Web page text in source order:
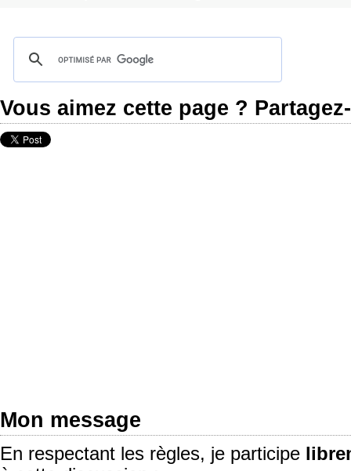
Vous aimez cette page ?
Mon message
En respectant les règles, je participe